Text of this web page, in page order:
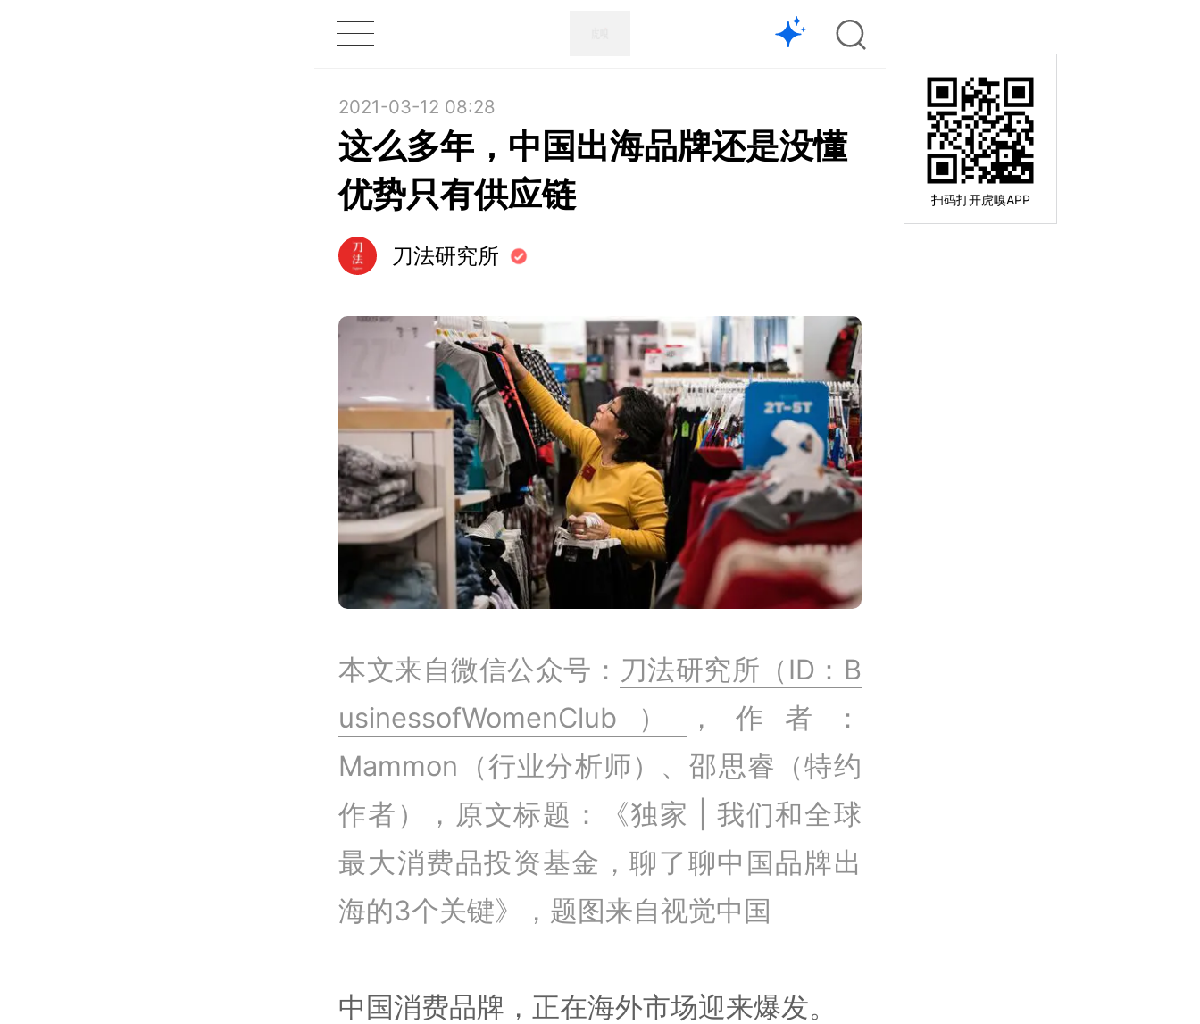
扫码打开虎嗅APP
2021-03-12 08:28
这么多年，中国出海品牌还是没懂
优势只有供应链
刀法研究所
本文来自微信公众号： 刀法研究所（ID：B
usinessofWomenClub）
，作者：
Mammon（行业分析师）、邵思睿（特约
作者），原文标题：《独家 | 我们和全球
最大消费品投资基金，聊了聊中国品牌出
海的3个关键》，题图来自视觉中国
中国消费品牌，正在海外市场迎来爆发。